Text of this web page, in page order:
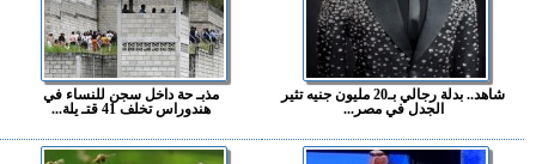
شاهد.. بدلة رجالي بـ20 مليون جنيه تثير
الجدل في مصر...
مذبـ حة داخل سجن للنساء في
هندوراس تخلف 41 قتـ يلة...